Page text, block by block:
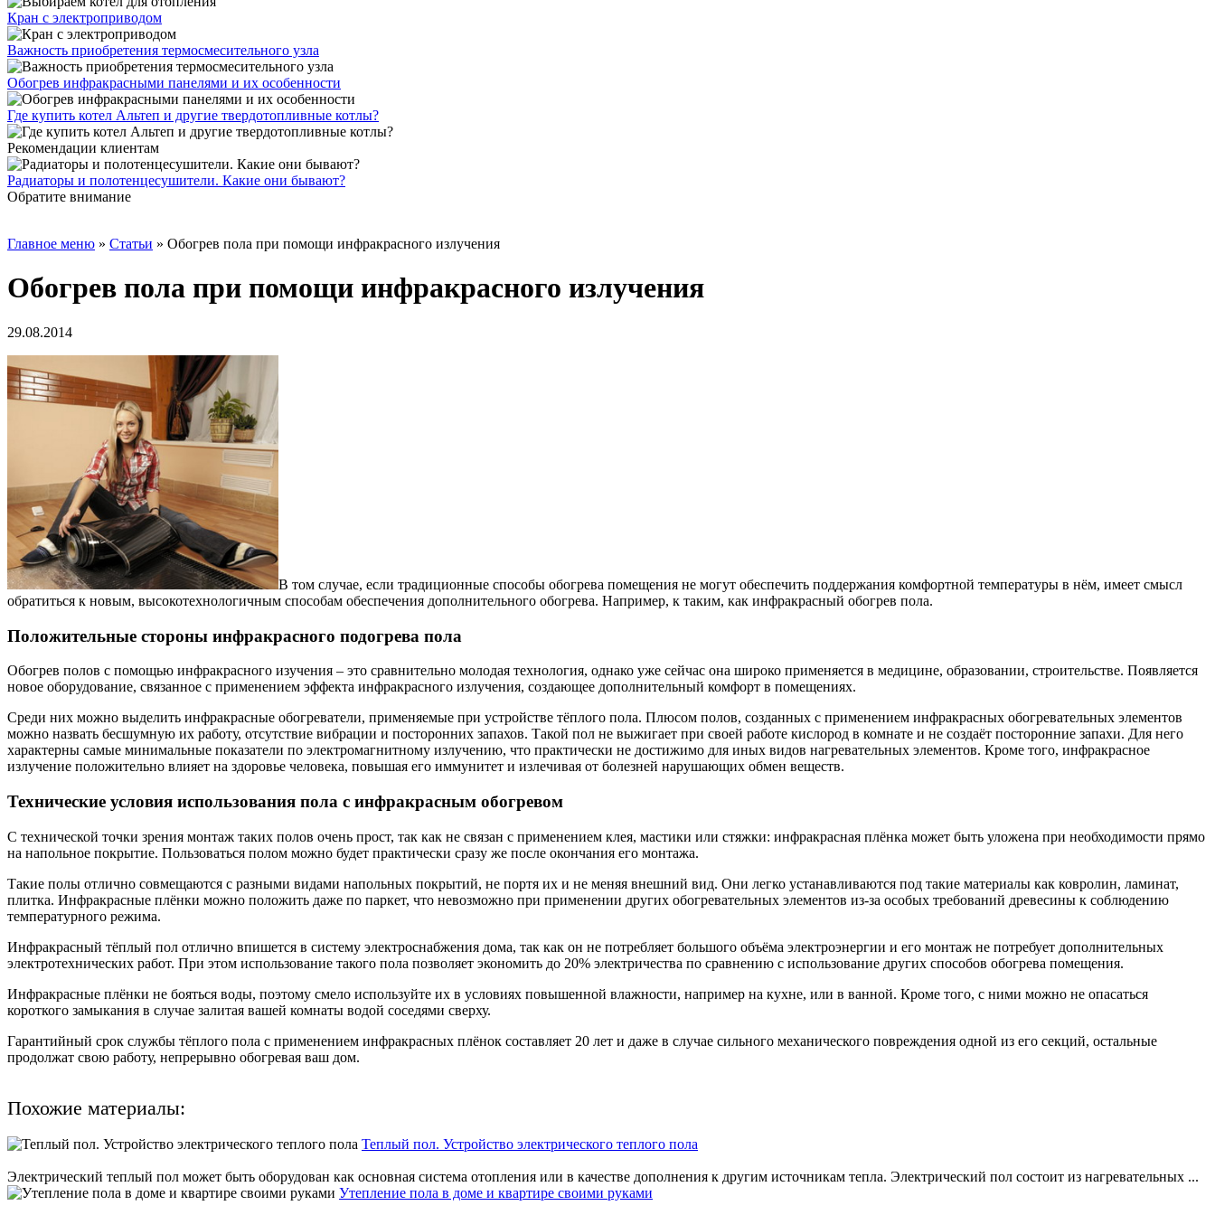
Кран с электроприводом
Важность приобретения термосмесительного узла
Обогрев инфракрасными панелями и их особенности
Где купить котел Альтеп и другие твердотопливные котлы?
Рекомендации клиентам
Радиаторы и полотенцесушители. Какие они бывают?
Обратите внимание
Главное меню » Статьи » Обогрев пола при помощи инфракрасного излучения
Обогрев пола при помощи инфракрасного излучения
29.08.2014
В том случае, если традиционные способы обогрева помещения не могут обеспечить поддержания комфортной температуры в нём, имеет смысл
обратиться к новым, высокотехнологичным способам обеспечения дополнительного обогрева. Например, к таким, как инфракрасный обогрев пола.
Положительные стороны инфракрасного подогрева пола
Обогрев полов с помощью инфракрасного изучения – это сравнительно молодая технология, однако уже сейчас она широко применяется в медицине, образовании, строительстве. Появляется
новое оборудование, связанное с применением эффекта инфракрасного излучения, создающее дополнительный комфорт в помещениях.
Среди них можно выделить инфракрасные обогреватели, применяемые при устройстве тёплого пола. Плюсом полов, созданных с применением инфракрасных обогревательных элементов
можно назвать бесшумную их работу, отсутствие вибрации и посторонних запахов. Такой пол не выжигает при своей работе кислород в комнате и не создаёт посторонние запахи. Для него
характерны самые минимальные показатели по электромагнитному излучению, что практически не достижимо для иных видов нагревательных элементов. Кроме того, инфракрасное
излучение положительно влияет на здоровье человека, повышая его иммунитет и излечивая от болезней нарушающих обмен веществ.
Технические условия использования пола с инфракрасным обогревом
С технической точки зрения монтаж таких полов очень прост, так как не связан с применением клея, мастики или стяжки: инфракрасная плёнка может быть уложена при необходимости прямо
на напольное покрытие. Пользоваться полом можно будет практически сразу же после окончания его монтажа.
Такие полы отлично совмещаются с разными видами напольных покрытий, не портя их и не меняя внешний вид. Они легко устанавливаются под такие материалы как ковролин, ламинат,
плитка. Инфракрасные плёнки можно положить даже по паркет, что невозможно при применении других обогревательных элементов из-за особых требований древесины к соблюдению
температурного режима.
Инфракрасный тёплый пол отлично впишется в систему электроснабжения дома, так как он не потребляет большого объёма электроэнергии и его монтаж не потребует дополнительных
электротехнических работ. При этом использование такого пола позволяет экономить до 20% электричества по сравнению с использование других способов обогрева помещения.
Инфракрасные плёнки не бояться воды, поэтому смело используйте их в условиях повышенной влажности, например на кухне, или в ванной. Кроме того, с ними можно не опасаться
короткого замыкания в случае залитая вашей комнаты водой соседями сверху.
Гарантийный срок службы тёплого пола с применением инфракрасных плёнок составляет 20 лет и даже в случае сильного механического повреждения одной из его секций, остальные
продолжат свою работу, непрерывно обогревая ваш дом.
Похожие материалы:
Теплый пол. Устройство электрического теплого пола
Электрический теплый пол может быть оборудован как основная система отопления или в качестве дополнения к другим источникам тепла. Электрический пол состоит из нагревательных ...
Утепление пола в доме и квартире своими руками